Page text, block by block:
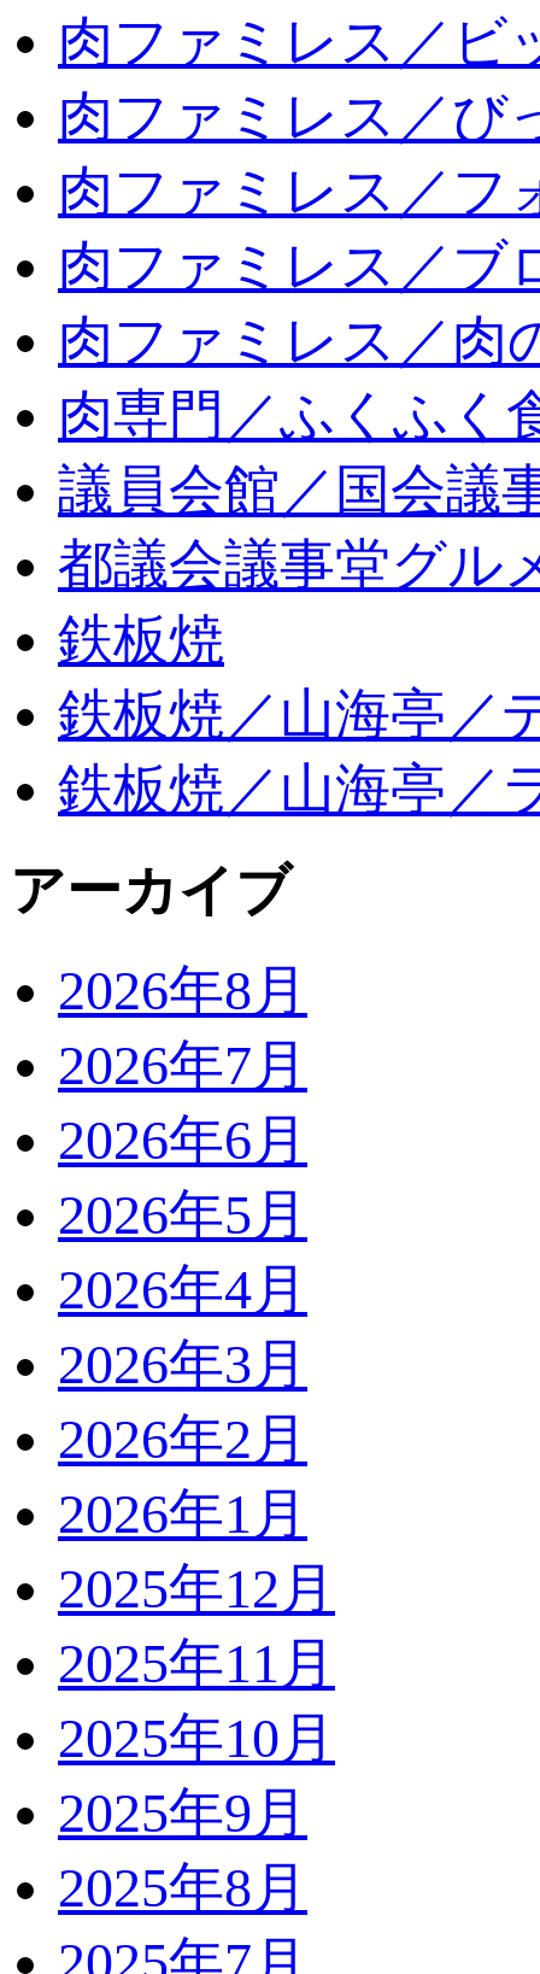
肉ファミレス／ビ
肉ファミレス／び
肉ファミレス／フ
肉ファミレス／ブ
肉ファミレス／肉
肉専門／ふくふく
議員会館／国会議
都議会議事堂グル
鉄板焼
鉄板焼／山海亭／
鉄板焼／山海亭／
アーカイブ
2026年8月
2026年7月
2026年6月
2026年5月
2026年4月
2026年3月
2026年2月
2026年1月
2025年12月
2025年11月
2025年10月
2025年9月
2025年8月